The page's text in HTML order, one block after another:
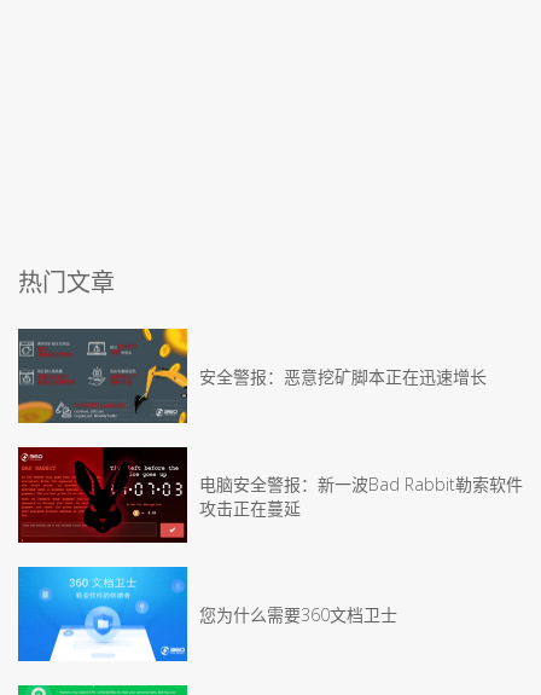
热门文章
安全警报：恶意挖矿脚本正在迅速增长
电脑安全警报：新一波Bad Rabbit勒索软件
攻击正在蔓延
您为什么需要360文档卫士